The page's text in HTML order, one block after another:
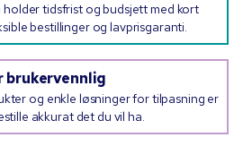
tidsfrist og budsjett med kort
bestillinger og lavprisgaranti.
brukervennlig
og enkle løsninger for tilpasning er
akkurat det du vil ha.